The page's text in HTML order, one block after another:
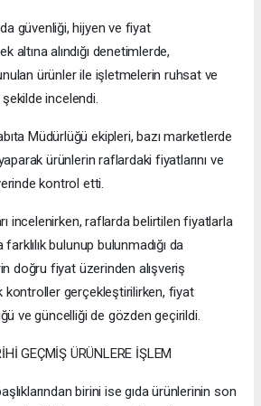
güvenliği, hijyen ve fiyat
altına alındığı denetimlerde,
ürünler ile işletmelerin ruhsat ve
şekilde incelendi.
Müdürlüğü ekipleri, bazı marketlerde
ürünlerin raflardaki fiyatlarını ve
kontrol etti.
incelenirken, raflarda belirtilen fiyatlarla
bulunup bulunmadığı da
doğru fiyat üzerinden alışveriş
kontroller gerçekleştirilirken, fiyat
ve güncelliği de gözden geçirildi.
GEÇMİŞ ÜRÜNLERE İŞLEM
birini ise gıda ürünlerinin son